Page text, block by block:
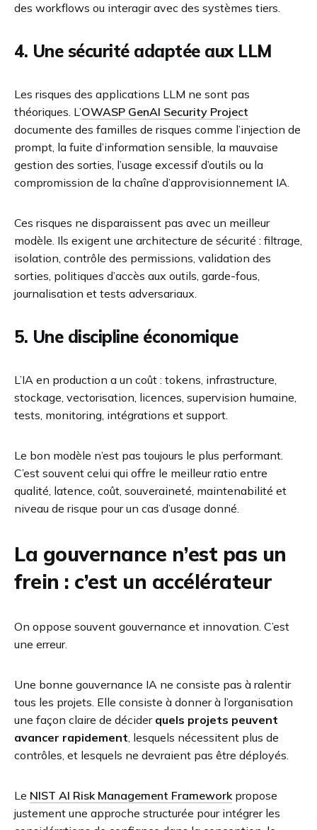
des workflows ou interagir avec des systèmes tiers.
4. Une sécurité adaptée aux LLM
Les risques des applications LLM ne sont pas
théoriques. L’OWASP GenAI Security Project
documente des familles de risques comme l’injection de
prompt, la fuite d’information sensible, la mauvaise
gestion des sorties, l’usage excessif d’outils ou la
compromission de la chaîne d’approvisionnement IA.
Ces risques ne disparaissent pas avec un meilleur
modèle. Ils exigent une architecture de sécurité : filtrage,
isolation, contrôle des permissions, validation des
sorties, politiques d’accès aux outils, garde-fous,
journalisation et tests adversariaux.
5. Une discipline économique
L’IA en production a un coût : tokens, infrastructure,
stockage, vectorisation, licences, supervision humaine,
tests, monitoring, intégrations et support.
Le bon modèle n’est pas toujours le plus performant.
C’est souvent celui qui offre le meilleur ratio entre
qualité, latence, coût, souveraineté, maintenabilité et
niveau de risque pour un cas d’usage donné.
La gouvernance n’est pas un
frein : c’est un accélérateur
On oppose souvent gouvernance et innovation. C’est
une erreur.
Une bonne gouvernance IA ne consiste pas à ralentir
tous les projets. Elle consiste à donner à l’organisation
une façon claire de décider quels projets peuvent
avancer rapidement, lesquels nécessitent plus de
contrôles, et lesquels ne devraient pas être déployés.
Le NIST AI Risk Management Frameworkpropose
justement une approche structurée pour intégrer les